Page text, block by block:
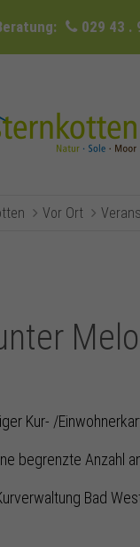
029 43 .
Vor Ort
Kur- /
begrenzte Anzahl
Bad